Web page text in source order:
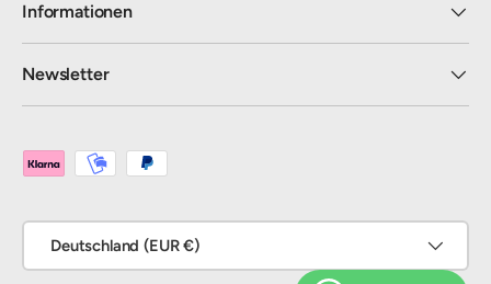
Informationen
Newsletter
Zahlungsmethoden
Deutschland (EUR €)